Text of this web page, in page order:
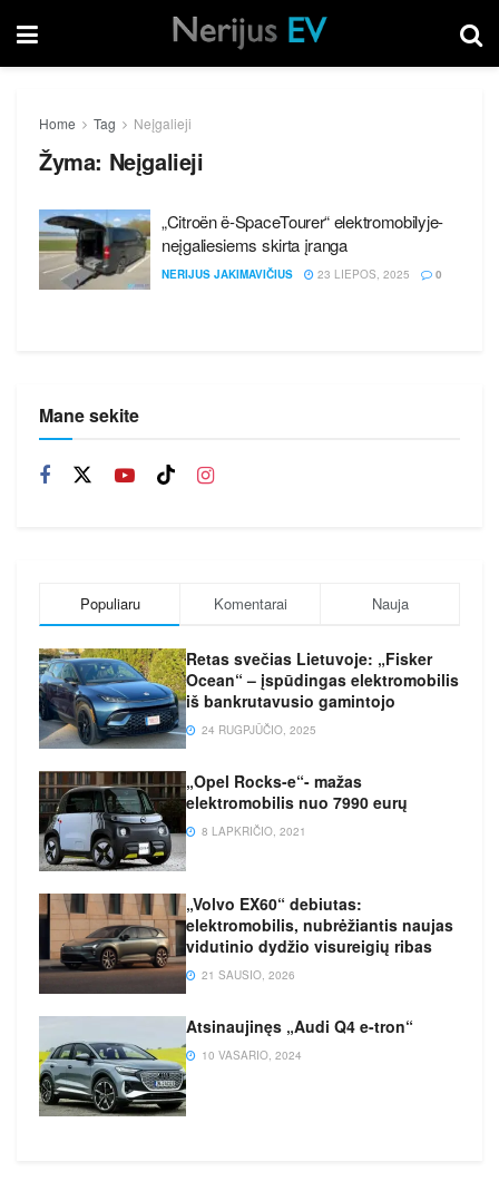
Home Tag Neįgalieji
Žyma: Neįgalieji
„Citroën ë-SpaceTourer“ elektromobilyje-
neįgaliesiems skirta įranga
NERIJUS JAKIMAVIČIUS 23 LIEPOS, 2025 0
Mane sekite
Populiaru Komentarai Nauja
Retas svečias Lietuvoje: „Fisker
Ocean“ – įspūdingas elektromobilis
iš bankrutavusio gamintojo
24 RUGPJŪČIO, 2025
„Opel Rocks-e“- mažas
elektromobilis nuo 7990 eurų
8 LAPKRIČIO, 2021
„Volvo EX60“ debiutas:
elektromobilis, nubrėžiantis naujas
vidutinio dydžio visureigių ribas
21 SAUSIO, 2026
Atsinaujinęs „Audi Q4 e-tron“
10 VASARIO, 2024